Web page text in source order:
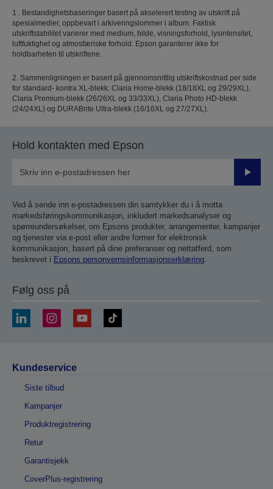
1 . Bestandighetsbaseringer basert på akselerert testing av utskrift på
spesialmedier, oppbevart i arkiveringslommer i album. Faktisk
utskriftstabilitet varierer med medium, bilde, visningsforhold, lysintensitet,
luftfuktighet og atmosfæriske forhold. Epson garanterer ikke for
holdbarheten til utskriftene.
2. Sammenligningen er basert på gjennomsnittlig utskriftskostnad per side
for standard- kontra XL-blekk: Claria Home-blekk (18/18XL og 29/29XL),
Claria Premium-blekk (26/26XL og 33/33XL), Claria Photo HD-blekk
(24/24XL) og DURABrite Ultra-blekk (16/16XL og 27/27XL).
Hold kontakten med Epson
Send
Ved å sende inn e-postadressen din samtykker du i å motta
markedsføringskommunikasjon, inkludert markedsanalyser og
spørreundersøkelser, om Epsons produkter, arrangementer, kampanjer
og tjenester via e-post eller andre former for elektronisk
kommunikasjon, basert på dine preferanser og nettatferd, som
beskrevet i Epsons personvernsinformasjonserklæring.
Følg oss på
Kundeservice
Siste tilbud
Kampanjer
Produktregistrering
Retur
Garantisjekk
CoverPlus-registrering